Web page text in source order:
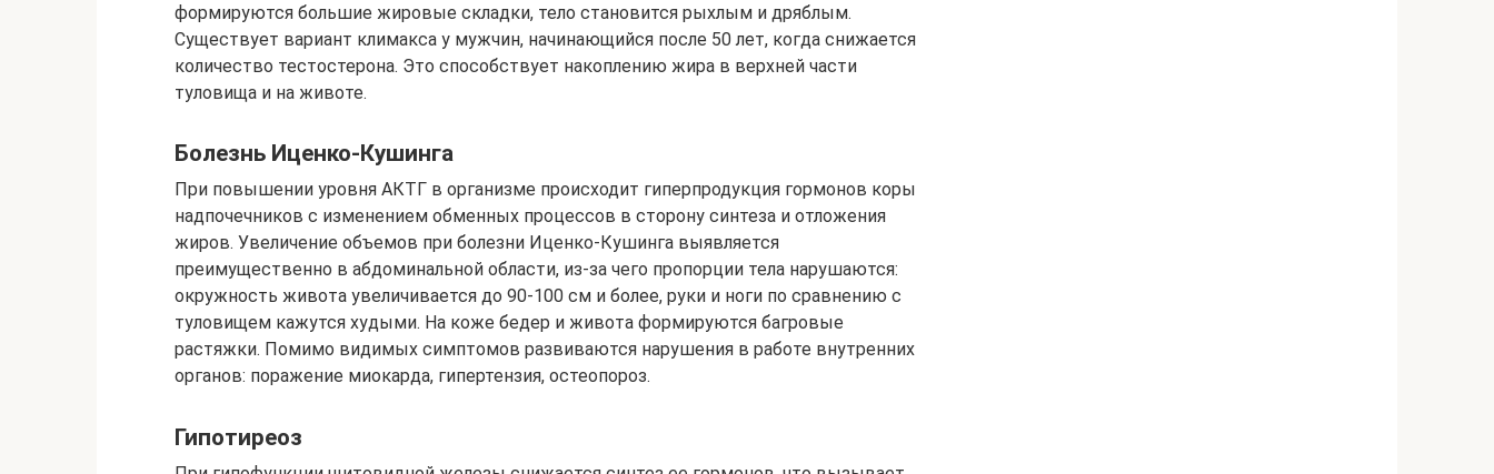
формируются большие жировые складки, тело становится рыхлым и дряблым.
Существует вариант климакса у мужчин, начинающийся после 50 лет, когда снижается
количество тестостерона. Это способствует накоплению жира в верхней части
туловища и на животе.
Болезнь Иценко-Кушинга
При повышении уровня АКТГ в организме происходит гиперпродукция гормонов коры
надпочечников с изменением обменных процессов в сторону синтеза и отложения
жиров. Увеличение объемов при болезни Иценко-Кушинга выявляется
преимущественно в абдоминальной области, из-за чего пропорции тела нарушаются:
окружность живота увеличивается до 90-100 см и более, руки и ноги по сравнению с
туловищем кажутся худыми. На коже бедер и живота формируются багровые
растяжки. Помимо видимых симптомов развиваются нарушения в работе внутренних
органов: поражение миокарда, гипертензия, остеопороз.
Гипотиреоз